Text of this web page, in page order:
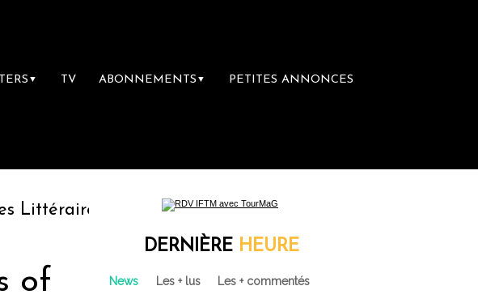
▼ TV ABONNEMENTS ▼ PETITES ANNONCES
la première librairie du voyage
of
DERNIÈRE HEURE
News Les + lus Les + commentés